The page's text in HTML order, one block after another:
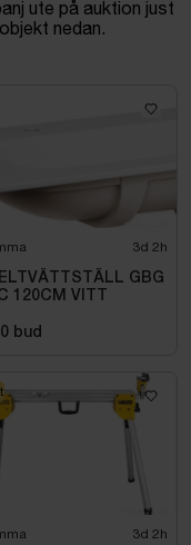
ute på auktion just
nedan.
3d 2h
GBG
ARTIC 120CM VITT
0 bud
3d 2h